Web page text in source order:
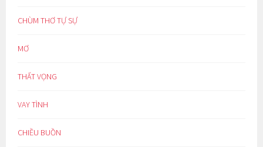
CHÙM THƠ TỰ SỰ
MƠ
THẤT VỌNG
VAY TÌNH
CHIỀU BUỒN